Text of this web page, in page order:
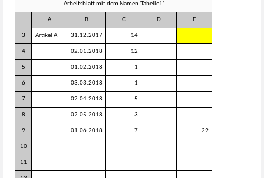
Arbeitsblatt mit dem Namen 'Tabelle1'
A B C D E
3 Artikel A 31.12.2017 14
4 02.01.2018 12
5 01.02.2018 1
6 03.03.2018 1
7 02.04.2018 5
8 02.05.2018 3
9 01.06.2018 7 29
10
11